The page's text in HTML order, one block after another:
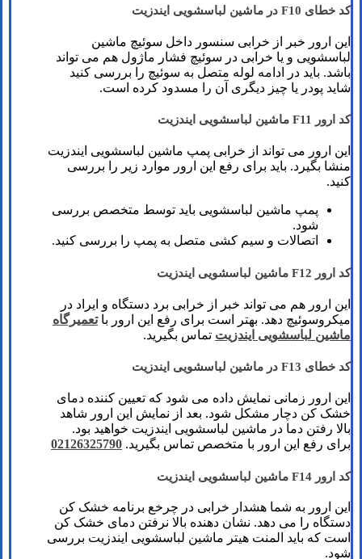
کد خطای F10 در ماشین لباسشویی ایندزیت
این ارور خبر از خرابی سنسور داخل سوئیچ ماشین
لباسشویی و یا خرابی در سوئیچ فشار ماژول هم می تواند
باشد. باید در ادامه لوله متصل به سوئیچ را بررسی کنید
شاید پودر یا چیز دیگری آن را مسدود کرده است.
کد ارور F11 ماشین لباسشویی ایندزیت
این ارور می تواند از خرابی پمپ ماشین لباسشویی ایندزیت
منشا بگیرد. باید برای رفع این ارور موارد زیر را بررسی
کنید.
پمپ ماشین لباسشویی باید توسط متخصص بررسی
شود.
اتصالات و سیم کشی متصل به پمپ را بررسی کنید.
کد ارور F12 ماشین لباسشویی ایندزیت
این ارور هم می تواند خبر از خرابی برد دستگاه و ایراد در
میکروسوئیچ دهد. بهتر است برای رفع این ارور باتعمیرگاه
ماشین لباسشویی ایندزیت تماس بگیرید.
کد خطای F13 در ماشین لباسشویی ایندزیت
این ارور زمانی نمایش داده می شود که تعیین کننده دمای
خشک کن دچار مشکل شود. بعد از نمایش این ارور شاهد
بالا رفتن دما در ماشین لباسشویی ایندزیت خواهید بود.
برای رفع این ارور با متخصص تماس بگیرید. 02126325790
کد ارور F14 ماشین لباسشویی ایندزیت
این ارور به شما هشدار خرابی در چرخع برنامه خشک کن
دستگاه را می دهد. نشان دهنده بالا نرفتن دمای خشک کن
است که باید المنت هیتر ماشین لباسشویی ایندزیت بررسی
شود.